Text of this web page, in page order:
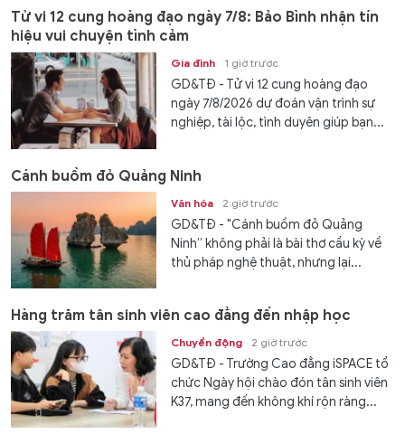
Tử vi 12 cung hoàng đạo ngày 7/8: Bảo Bình nhận tín
hiệu vui chuyện tình cảm
Gia đình 1 giờ trước
GD&TĐ - Tử vi 12 cung hoàng đạo
ngày 7/8/2026 dự đoán vận trình sự
nghiệp, tài lộc, tình duyên giúp bạn...
Cánh buồm đỏ Quảng Ninh
Văn hóa 2 giờ trước
GD&TĐ - "Cánh buồm đỏ Quảng
Ninh” không phải là bài thơ cầu kỳ về
thủ pháp nghệ thuật, nhưng lại...
Hàng trăm tân sinh viên cao đẳng đến nhập học
Chuyển động 2 giờ trước
GD&TĐ - Trường Cao đẳng iSPACE tổ
chức Ngày hội chào đón tân sinh viên
K37, mang đến không khí rộn ràng...